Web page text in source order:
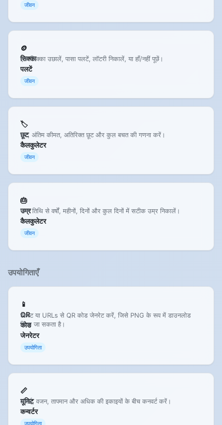
जीवन
🪙
सिक्का
पलटें
एक सिक्का उछालें, पासा पलटें, लॉटरी निकालें, या हाँ/नहीं पूछें।
जीवन
🏷️
छूट
कैलकुलेटर
छूट, अंतिम कीमत, अतिरिक्त छूट और कुल बचत की गणना करें।
जीवन
🎂
उम्र
कैलकुलेटर
जन्म तिथि से वर्षों, महीनों, दिनों और कुल दिनों में सटीक उम्र निकालें।
जीवन
उपयोगिताएँ
📱
QR
कोड
जेनरेटर
टेक्स्ट या URLs से QR कोड जेनरेट करें, जिसे PNG के रूप में डाउनलोड
किया जा सकता है।
उपयोगिता
📏
यूनिट
कन्वर्टर
लंबाई, वजन, तापमान और अधिक की इकाइयों के बीच कनवर्ट करें।
उपयोगिता